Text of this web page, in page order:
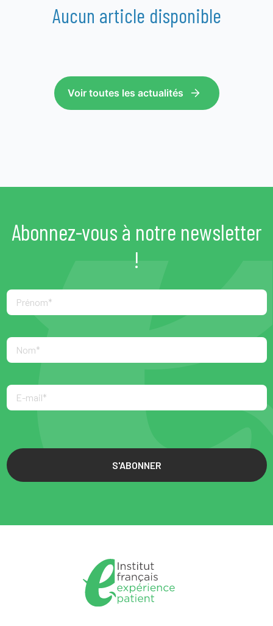
Aucun article disponible
Voir toutes les actualités
Abonnez-vous à notre newsletter
!
S'ABONNER